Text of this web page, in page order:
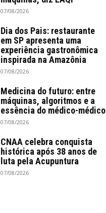
07/08/2026
Dia dos Pais: restaurante
em SP apresenta uma
experiência gastronômica
inspirada na Amazônia
07/08/2026
Medicina do futuro: entre
máquinas, algoritmos e a
essência do médico-médico
07/08/2026
CNAA celebra conquista
histórica após 38 anos de
luta pela Acupuntura
07/08/2026